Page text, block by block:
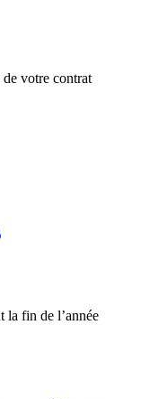
votre contrat
la fin de l’année